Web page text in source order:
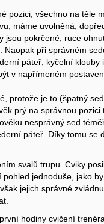
pozici, všechno na těle
máme uvolněná,
jsou pokrčené, ruce
při správném
páteř, kyčelní klouby
v napřímeném
protože je to (špatný
prý na správnou
nesprávný sed
páteř. Díky tomu se
svalů trupu. Cviky
jednoduše, jako
jejich správné
hodiny cvičení